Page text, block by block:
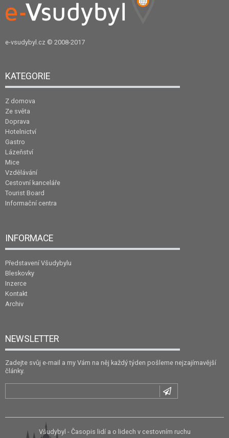
e-vsudybyl.cz © 2008-2017
KATEGORIE
Z domova
Ze světa
Doprava
Hotelnictví
Gastro
Lázeňství
Mice
Vzdělávání
Cestovní kanceláře
Tourist Board
Informační centra
INFORMACE
Představení Všudybylu
Bleskovky
Inzerce
Kontakt
Archiv
NEWSLETTER
Zadejte svůj e-mail a my Vám na něj každý týden pošleme nejzajímavější
články.
Všudybyl - Časopis lidí a o lidech v cestovním ruchu